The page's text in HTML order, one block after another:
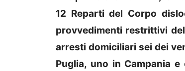
12 Reparti del Corpo
provvedimenti restrittivi
arresti domiciliari sei dei
Puglia, uno in Campania